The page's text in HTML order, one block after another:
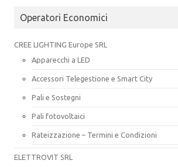
Operatori Economici
CREE LIGHTING Europe SRL
Apparecchi a LED
Accessori Telegestione e Smart City
Pali e Sostegni
Pali fotovoltaici
Rateizzazione – Termini e Condizioni
ELETTROVIT SRL